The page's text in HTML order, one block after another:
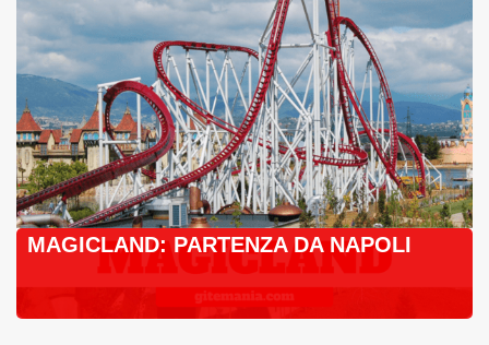
MAGICLAND: PARTENZA DA NAPOLI